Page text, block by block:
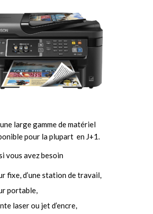
large gamme de matériel
pour la plupart en J+1.
vous avez besoin
fixe, d’une station de travail,
portable,
laser ou jet d’encre,